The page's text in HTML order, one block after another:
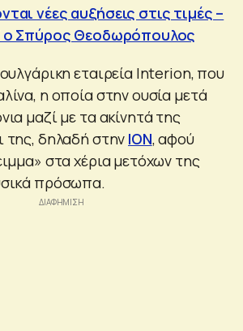
νέες αυξήσεις στις τιμές –
ο Σπύρος Θεοδωρόπουλος
εταιρεία Interion, που
η οποία στην ουσία μετά
μαζί με τα ακίνητά της
της, δηλαδή στην ΙΟΝ, αφού
στα χέρια μετόχων της
πρόσωπα.